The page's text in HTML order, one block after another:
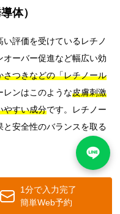
体）
評価を受けているレチノ
ーバー促進など幅広い効
さつきなどの「レチノール
レンはこのような皮膚刺激
やすい成分です。レチノー
安全性のバランスを取る
）
1分で入力完了
簡単Web予約